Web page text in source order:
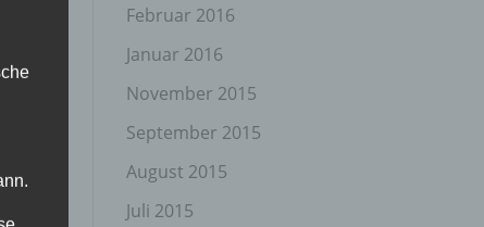
Februar 2016
Januar 2016
November 2015
September 2015
August 2015
Juli 2015